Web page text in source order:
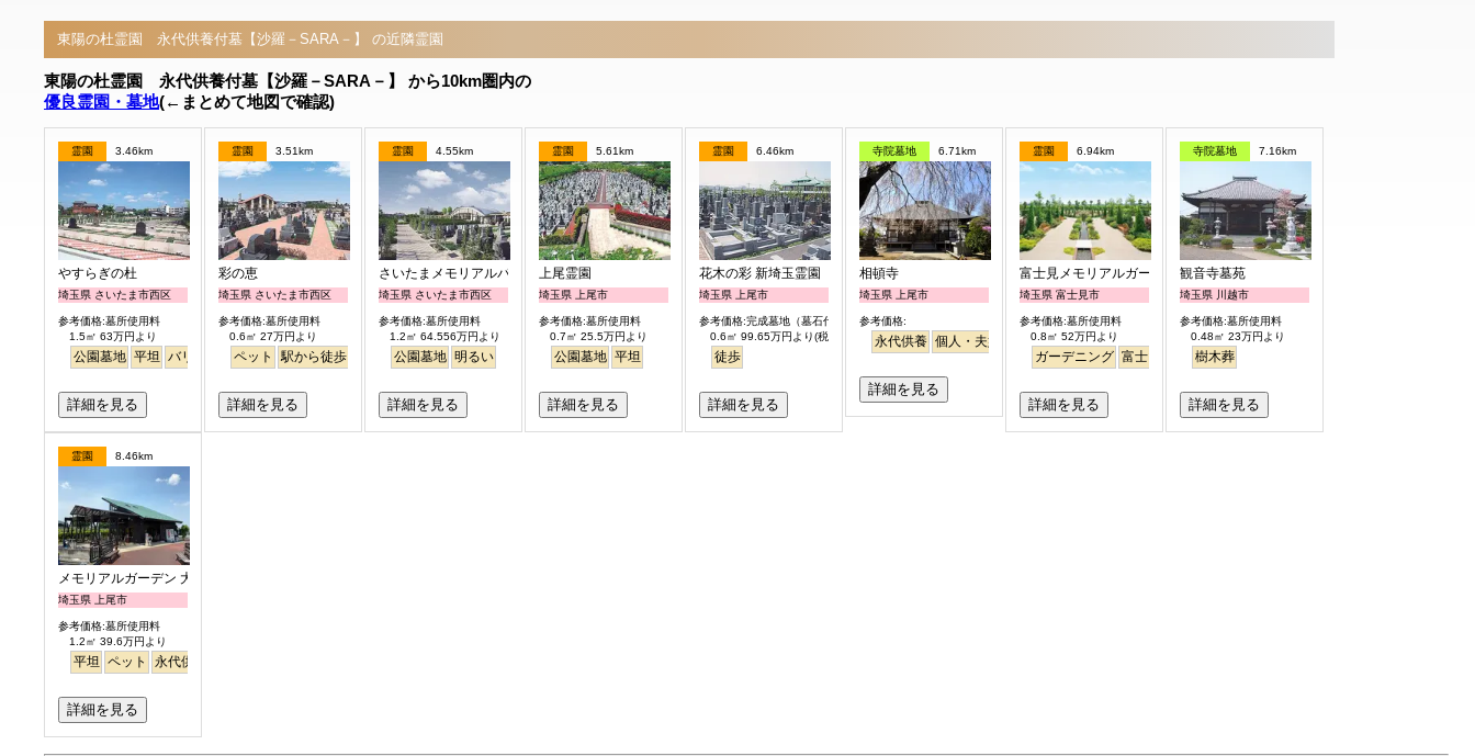
東陽の杜霊園 永代供養付墓【沙羅－SARA－】 の近隣霊園
東陽の杜霊園 永代供養付墓【沙羅－SARA－】 から10km圏内の
優良霊園・墓地(←まとめて地図で確認)
霊園 3.46km
やすらぎの杜
埼玉県 さいたま市西区
参考価格:墓所使用料
1.5㎡ 63万円より
公園墓地 平坦 バリアフリー 明るい
詳細を見る
霊園 3.51km
彩の恵
埼玉県 さいたま市西区
参考価格:墓所使用料
0.6㎡ 27万円より
ペット 駅から徒歩
詳細を見る
霊園 4.55km
さいたまメモリアルパーク
埼玉県 さいたま市西区
参考価格:墓所使用料
1.2㎡ 64.556万円より
公園墓地 明るい
詳細を見る
霊園 5.61km
上尾霊園
埼玉県 上尾市
参考価格:墓所使用料
0.7㎡ 25.5万円より
公園墓地 平坦
詳細を見る
霊園 6.46km
花木の彩 新埼玉霊園
埼玉県 上尾市
参考価格:完成墓地（墓石代含）
0.6㎡ 99.65万円より(税別)
徒歩
詳細を見る
寺院墓地 6.71km
相頓寺
埼玉県 上尾市
参考価格:
永代供養 個人・夫婦 さくら 桜 駅から徒歩
詳細を見る
霊園 6.94km
富士見メモリアルガーデン
埼玉県 富士見市
参考価格:墓所使用料
0.8㎡ 52万円より
ガーデニング 富士山 バリアフリー
詳細を見る
寺院墓地 7.16km
観音寺墓苑
埼玉県 川越市
参考価格:墓所使用料
0.48㎡ 23万円より
樹木葬
詳細を見る
霊園 8.46km
メモリアルガーデン 大宮青山苑
埼玉県 上尾市
参考価格:墓所使用料
1.2㎡ 39.6万円より
平坦 ペット 永代供養
詳細を見る